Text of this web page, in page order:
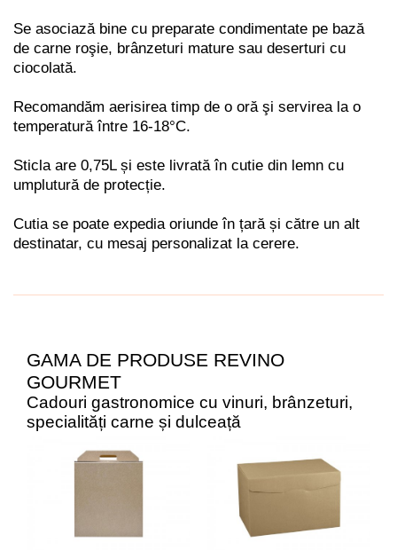
Se asociază bine cu preparate condimentate pe bază
de carne roşie, brânzeturi mature sau deserturi cu
ciocolată.
Recomandăm aerisirea timp de o oră şi servirea la o
temperatură între 16-18°C.
Sticla are 0,75L și este livrată în cutie din lemn cu
umplutură de protecție.
Cutia se poate expedia oriunde în țară și către un alt
destinatar, cu mesaj personalizat la cerere.
GAMA DE PRODUSE REVINO
GOURMET
Cadouri gastronomice cu vinuri, brânzeturi,
specialități carne și dulceață